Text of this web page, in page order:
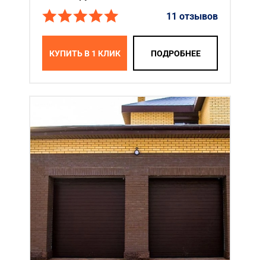
11 отзывов
КУПИТЬ В 1 КЛИК ПОДРОБНЕЕ